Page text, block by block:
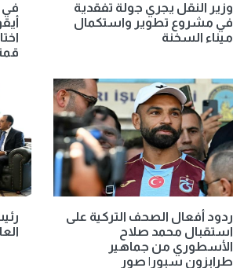
وزير النقل يجري جولة تفقدية
في مشروع تطوير واستكمال
ميناء السخنة
في
ردود أفعال الصحف التركية على
استقبال محمد صلاح
الأسطوري من جماهير
طرابزون سبور| صور